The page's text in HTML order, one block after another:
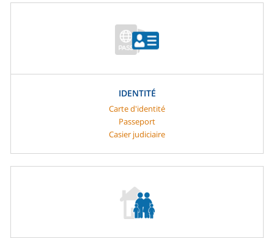
IDENTITÉ
Carte d'identité
Passeport
Casier judiciaire